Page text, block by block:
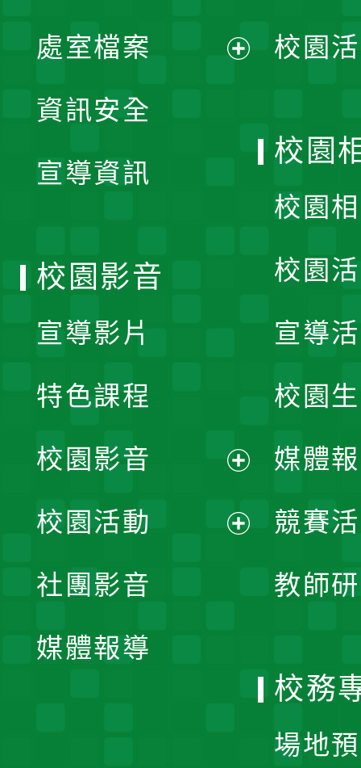
單
處室檔案
資訊安全
宣導資訊
校園
校園
校園
校園
宣導
校園
媒體
競賽
教師
校園影音
宣導影片
特色課程
校園影音
開
校園活動
社團影音
媒體報導
校務
場地